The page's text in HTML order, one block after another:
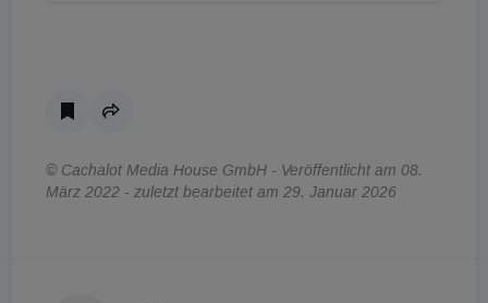
© Cachalot Media House GmbH - Veröffentlicht am 08.
März 2022 - zuletzt bearbeitet am 29. Januar 2026